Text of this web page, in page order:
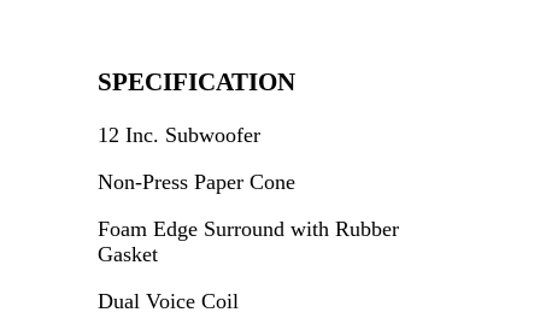
SPECIFICATION
12 Inc. Subwoofer
Non-Press Paper Cone
Foam Edge Surround with Rubber
Gasket
Dual Voice Coil